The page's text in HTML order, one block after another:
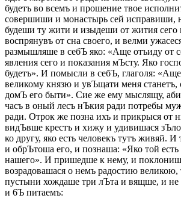
будетъ во всемъ и прошение твое
совершиши и монастырь сей исправиши,
будеши ту жити и изыдеши от жития сего
воспрянувъ от сна своего, и велми
размышляше в себЪ яко: «Аще отъиду от
явления сего и показания мЪсту. Яко
будетъ». И помысли в себЪ, глаголя:
великому князю и увЪщати меня станетъ,
домЪ его быти». Сие же ему мыслящу,
часъ в оный лесъ нЪкия ради потребы
ради. Отрок же позна ихъ и прикрыся от
видЪвше крестъ и хижу и удивишася
ко другу, яко есть человекъ тутъ живяй. И
и обрЪтоша его, и познаша: «Яко той есть
нашего». И пришедше к нему, и
возрадовашася о немъ радостию великою,
пустыни хождаше три лЪта и вящше, и не
и 6Ъ питаемъ: